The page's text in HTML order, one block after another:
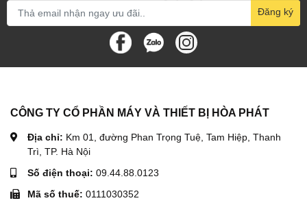
Đăng ký
CÔNG TY CỔ PHẦN MÁY VÀ THIẾT BỊ HÒA PHÁT
Địa chỉ: Km 01, đường Phan Trọng Tuệ, Tam Hiệp, Thanh
Trì, TP. Hà Nội
Số điện thoại: 09.44.88.0123
Mã số thuế: 0111030352